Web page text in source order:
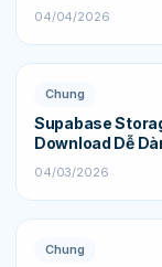
04/04/2026
Chung
Supabase
Download Dễ
04/03/2026
Chung